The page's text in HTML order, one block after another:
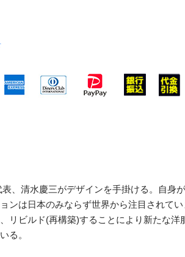
、清水慶三がデザインを手掛ける。自身
ンは日本のみならず世界から注目されて
リビルド(再構築)することにより新たな
る。